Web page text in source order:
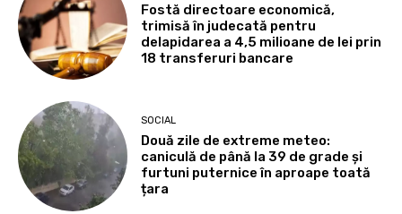
Fostă directoare economică,
trimisă în judecată pentru
delapidarea a 4,5 milioane de lei prin
18 transferuri bancare
SOCIAL
Două zile de extreme meteo:
caniculă de până la 39 de grade și
furtuni puternice în aproape toată
țara